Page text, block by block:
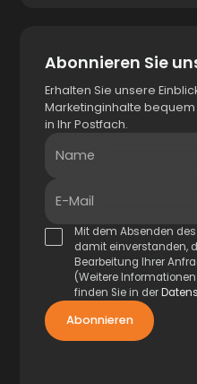
Abonnieren Sie
Erhalten Sie unsere
Marketinginhalte
in Ihr Postfach.
Name
E-Mail
Mit dem Absenden
damit einverstanden,
Bearbeitung Ihrer
(Weitere
finden Sie in der